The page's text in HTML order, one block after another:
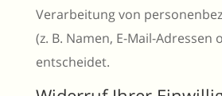
Verarbeitung von
(z. B. Namen, E-Mail-Adressen
entscheidet.